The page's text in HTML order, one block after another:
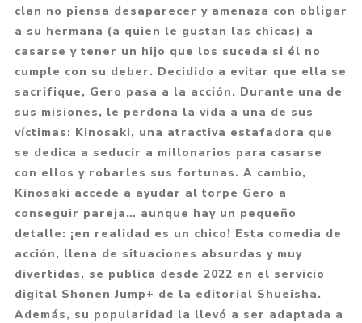
clan no piensa desaparecer y amenaza con obligar
a su hermana (a quien le gustan las chicas) a
casarse y tener un hijo que los suceda si él no
cumple con su deber. Decidido a evitar que ella se
sacrifique, Gero pasa a la acción. Durante una de
sus misiones, le perdona la vida a una de sus
víctimas: Kinosaki, una atractiva estafadora que
se dedica a seducir a millonarios para casarse
con ellos y robarles sus fortunas. A cambio,
Kinosaki accede a ayudar al torpe Gero a
conseguir pareja… aunque hay un pequeño
detalle: ¡en realidad es un chico! Esta comedia de
acción, llena de situaciones absurdas y muy
divertidas, se publica desde 2022 en el servicio
digital Shonen Jump+ de la editorial Shueisha.
Además, su popularidad la llevó a ser adaptada a